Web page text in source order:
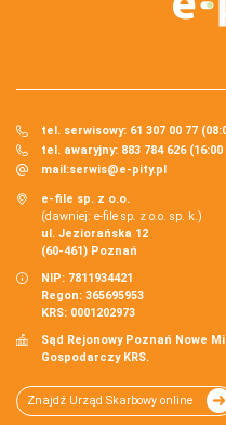
tel. serwisowy: 61 307 00 77
tel. awaryjny: 883 784 626 (16:00
mail:serwis@e-pity.pl
e-file sp. z o.o.
(dawniej: e-file sp. z o.o. sp. k.)
ul. Jeziorańska 12
(60-461) Poznań
NIP: 7811934421
Regon: 365695953
KRS: 0001202973
Sąd Rejonowy Poznań Nowe
Gospodarczy KRS.
Znajdź Urząd Skarbowy online